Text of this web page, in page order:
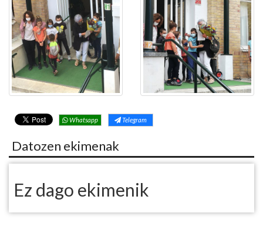
Whatsapp Telegram
Datozen ekimenak
Ez dago ekimenik